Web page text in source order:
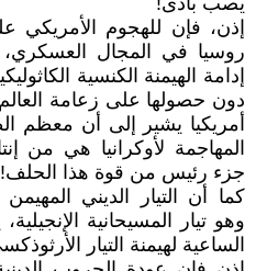
إذن، فإن للهجوم الأمريكي
روسيا في المجال
إدامة الهيمنة الكنسية
دون حصولها على زعامة
أمريكيا يشير إلى أن معظم
المهاجمة لأوكرانيا هي من
جزء رئيس من قوة هذا الحلف!
كما أن التيار الديني
وهو تيار المسيحانية
الساعية لهيمنة التيار